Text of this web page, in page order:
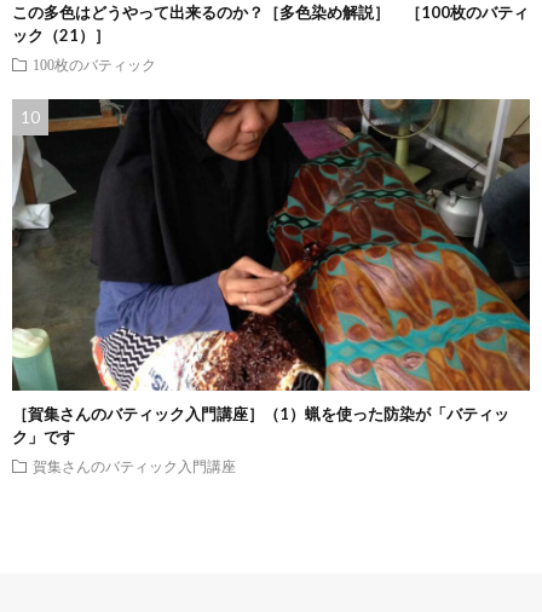
この多色はどうやって出来るのか？［多色染め解説］ ［100枚のバティ
ック（21）］
100枚のバティック
［賀集さんのバティック入門講座］（1）蝋を使った防染が「バティッ
ク」です
賀集さんのバティック入門講座